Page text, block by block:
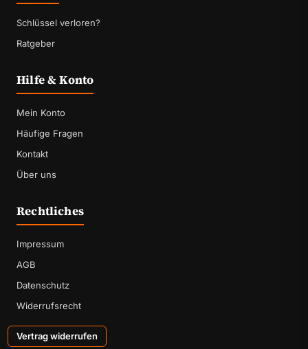
Schlüssel verloren?
Ratgeber
Hilfe & Konto
Mein Konto
Häufige Fragen
Kontakt
Über uns
Rechtliches
Impressum
AGB
Datenschutz
Widerrufsrecht
Vertrag widerrufen